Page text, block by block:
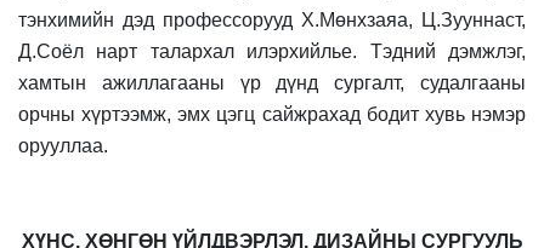
тэнхимийн дэд профессорууд Х.Мөнхзаяа, Ц.Зууннаст,
Д.Соёл нарт талархал илэрхийлье. Тэдний дэмжлэг,
хамтын ажиллагааны үр дүнд сургалт, судалгааны
орчны хүртээмж, эмх цэгц сайжрахад бодит хувь нэмэр
орууллаа.
ХҮНС, ХӨНГӨН ҮЙЛДВЭРЛЭЛ, ДИЗАЙНЫ СУРГУУЛЬ